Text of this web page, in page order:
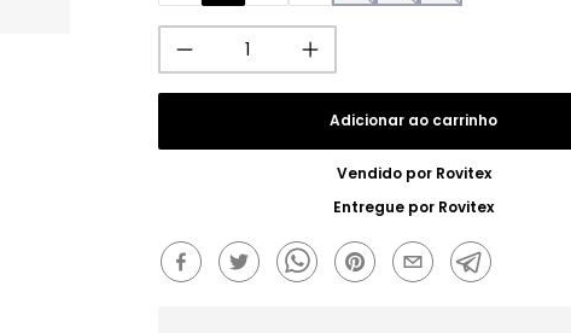
Adicionar ao carrinho
Vendido por Rovitex
Entregue por Rovitex